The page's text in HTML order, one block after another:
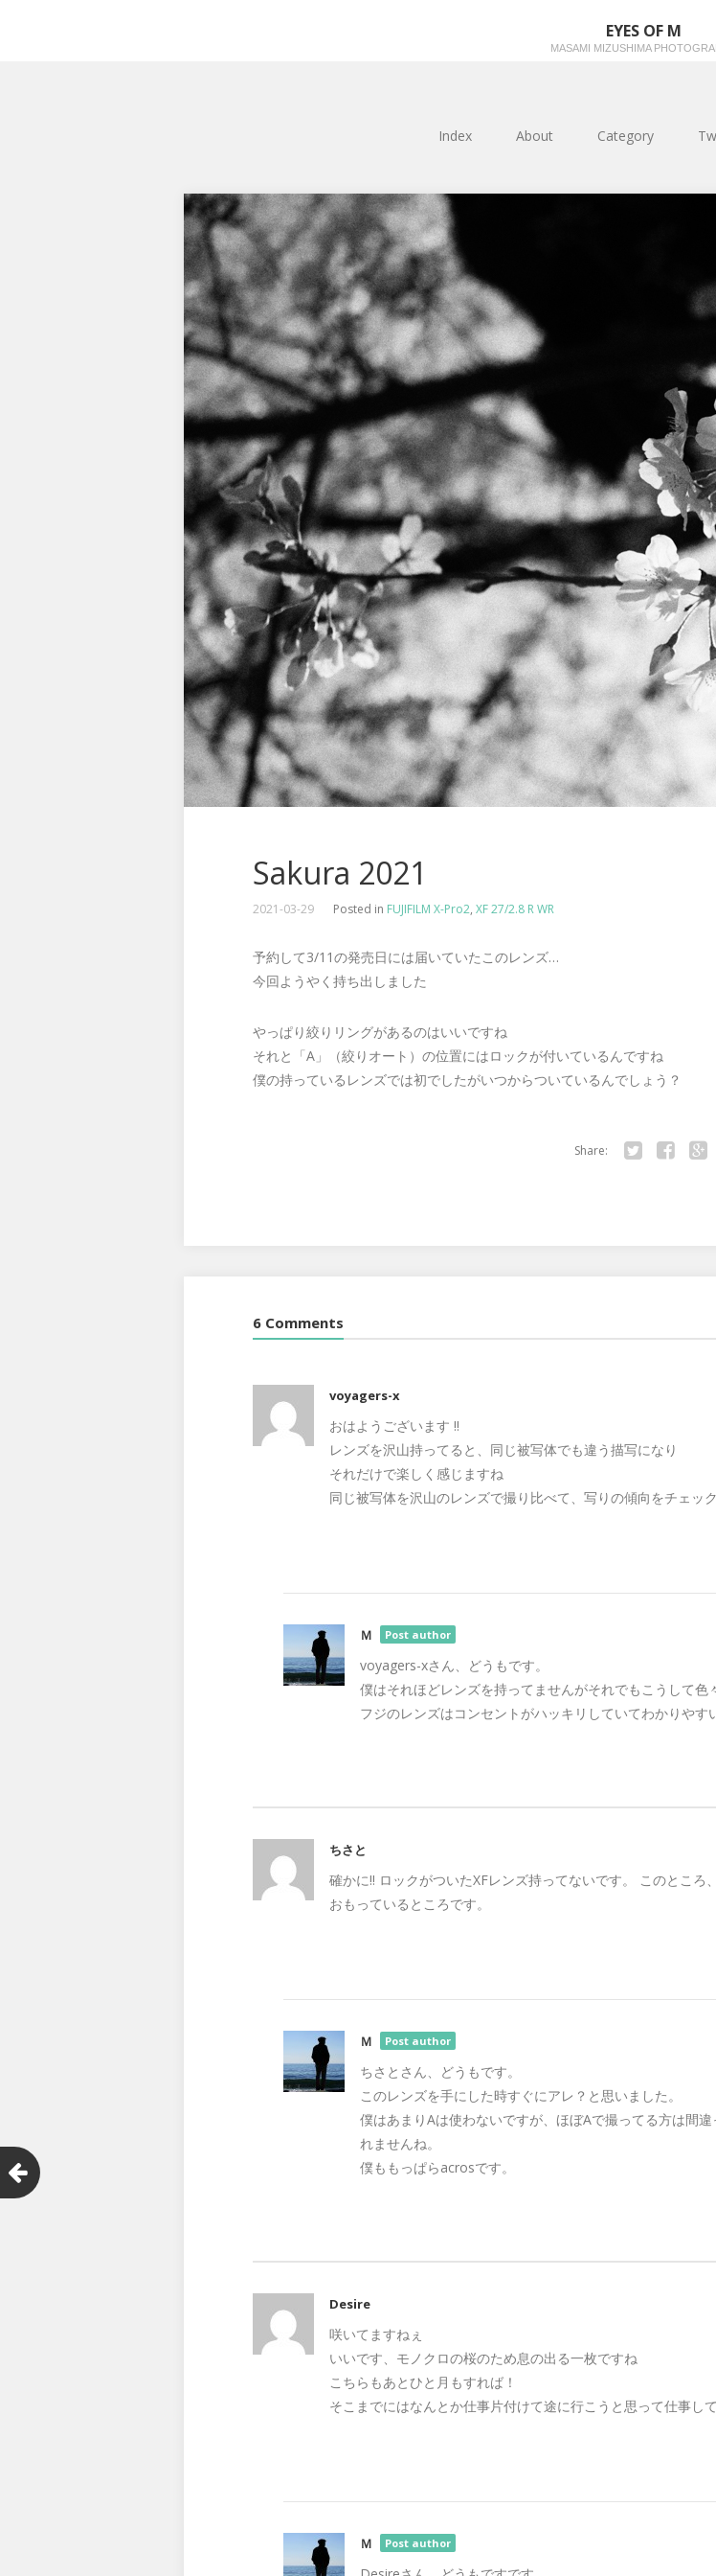
EYES OF M
MASAMI MIZUSHIMA
Index About Category
Sakura 2021
2021-03-29 Posted in FUJIFILM X-Pro2, XF 27/2.8 R WR
予約して3/11の発売日には届いていたこのレンズ…
今回ようやく持ち出しました
やっぱり絞りリングがあるのはいいですね
それと「A」（絞りオート）の位置にはロックが付いているんですね
僕の持っているレンズでは初でしたがいつからついているんでしょう？
Share:
6 Comments
voyagers-x
おはようございます ‼️
レンズを沢山持ってると、同じ被写体でも違う描写になり
それだけで楽しく感じますね
同じ被写体を沢山のレンズで撮り比べて、写りの傾向をチェッ
Ｍ Post author
voyagers-xさん、どうもです。
僕はそれほどレンズを持ってませんがそれでもこうして色
フジのレンズはコンセントがハッキリしていてわかりやす
ちさと
確かに‼ ロックがついたXFレンズ持ってないです。 このところ
おもっているところです。
Ｍ Post author
ちさとさん、どうもです。
このレンズを手にした時すぐにアレ？と思いました。
僕はあまりAは使わないですが、ほぼAで撮ってる方は間
れませんね。
僕ももっぱらacrosです。
Desire
咲いてますねぇ
いいです、モノクロの桜のため息の出る一枚ですね
こちらもあとひと月もすれば！
そこまでにはなんとか仕事片付けて途に行こうと思って仕事し
Ｍ Post author